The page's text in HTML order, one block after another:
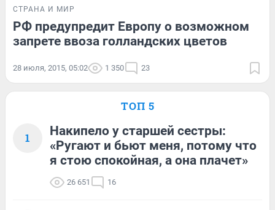
СТРАНА И МИР
РФ предупредит Европу о возможном
запрете ввоза голландских цветов
28 июля, 2015, 05:02 1 350 23
ТОП 5
1
Накипело у старшей сестры:
«Ругают и бьют меня, потому что
я стою спокойная, а она плачет»
26 651 16